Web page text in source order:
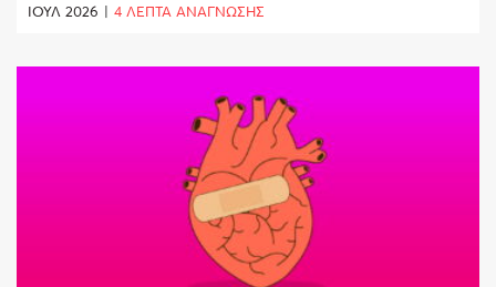
ΙΟΎΛ 2026 | 4 ΛΕΠΤΑ ΑΝΑΓΝΩΣΗΣ